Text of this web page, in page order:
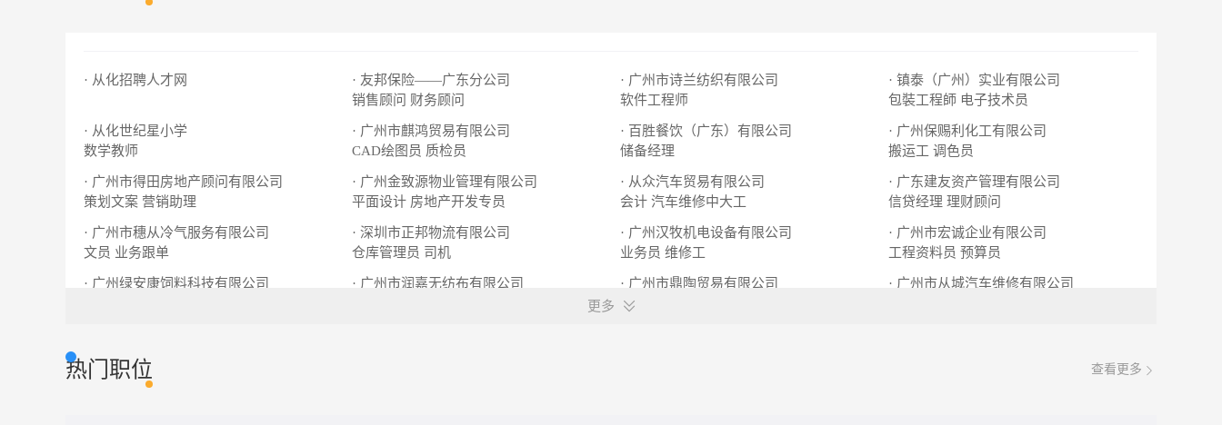
· 从化招聘人才网
· 友邦保险——广东分公司
销售顾问
财务顾问
· 广州市诗兰纺织有限公司
软件工程师
· 镇泰（广州）实业有限公司
包裝工程師 电子技术员
· 从化世纪星小学
数学教师
· 广州市麒鸿贸易有限公司
CAD绘图员 质检员
· 百胜餐饮（广东）有限公司
储备经理
· 广州保赐利化工有限公司
搬运工 调色员
· 广州市得田房地产顾问有限公司
策划文案 营销助理
· 广州金致源物业管理有限公司
平面设计 房地产开发专员
· 从众汽车贸易有限公司
会计 汽车维修中大工
· 广东建友资产管理有限公司
信贷经理 理财顾问
· 广州市穗从冷气服务有限公司
文员 业务跟单
· 深圳市正邦物流有限公司
仓库管理员 司机
· 广州汉牧机电设备有限公司
业务员 维修工
· 广州市宏诚企业有限公司
工程资料员 预算员
· 广州绿安康饲料科技有限公司
· 广州市润嘉无纺布有限公司
· 广州市鼎陶贸易有限公司
营销经理
· 广州市从城汽车维修有限公司
更多
热门职位 查看更多